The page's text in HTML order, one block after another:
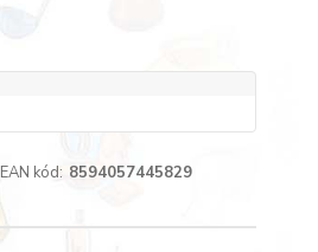
EAN kód: 8594057445829